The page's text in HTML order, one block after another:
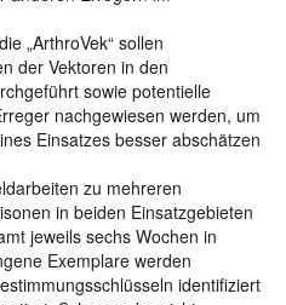
„ArthroVek“ sollen
der Vektoren in den
sowie potentielle
nachgewiesen werden, um
Einsatzes besser abschätzen
zu mehreren
in beiden Einsatzgebieten
jeweils sechs Wochen in
Exemplare werden
identifiziert